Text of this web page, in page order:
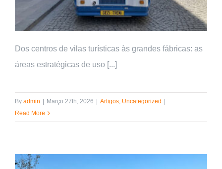
Dos centros de vilas turísticas às grandes fábricas: as
áreas estratégicas de uso [...]
By admin Março 27th, 2026 Artigos, Uncategorized
Read More